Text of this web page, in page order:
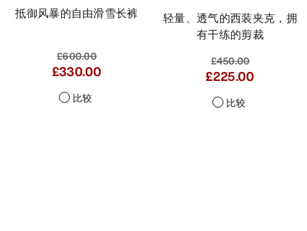
抵御风暴的自由滑雪长裤
£600.00
£330.00
比较
轻量、透气的西装夹克，拥
有干练的剪裁
£450.00
£225.00
比较